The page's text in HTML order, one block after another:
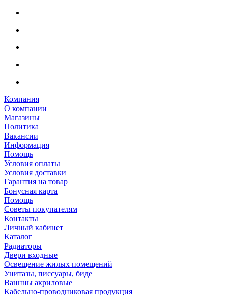
Компания
О компании
Магазины
Политика
Вакансии
Информация
Помощь
Условия оплаты
Условия доставки
Гарантия на товар
Бонусная карта
Помощь
Советы покупателям
Контакты
Личный кабинет
Каталог
Радиаторы
Двери входные
Освещение жилых помещений
Унитазы, писсуары, биде
Ваннны акриловые
Кабельно-проводниковая продукция